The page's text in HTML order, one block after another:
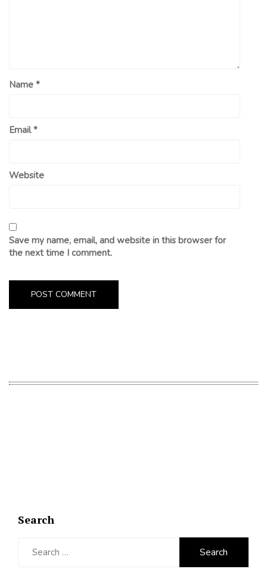
Name *
Email*
Website
Save my name, email, and website in this browser for
the next time I comment.
Search